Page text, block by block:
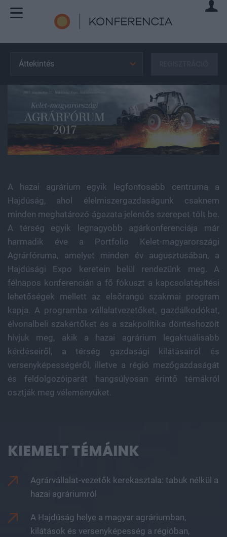
Áttekintés
A hazai agrárium egyik legfontosabb centruma a
Hajdúság, ahol élelmiszergazdaságunk csaknem
minden meghatározó ágazata jelentős szerepet tölt be.
A térség egyik legnagyobb agárkonferenciája már
harmadik éve a Portfolio Kelet-magyarországi
Agrárfóruma, amelyet minden év augusztusában, a
Hajdúsági Expo keretein belül rendezünk meg. A
félnapos konferencián a fő fókuszt a kapcsolatépítési
lehetőségek mellett az elsőrangú szakmai program
kapja. A programba vállalatvezetőket, gazdálkodókat,
élvonalbeli szakértőket és a szakpolitika döntéshozóit
hívjuk meg, akik a hazai agrárium legaktuálisabb
kérdéseiről, a térség gazdasági kilátásairól és
versenyképességéről, illetve a régió mezőgazdaságát
és feldolgozóiparát hangsúlyosan érintő témákról
osztják meg véleményüket.
KIEMELT TÉMÁINK
Agrárvállalat-vezetők kerekasztala: tabuk nélkül a
hazai agráriumról
A Hajdúság helye a magyar agráriumban,
kilátások és versenyképesség a régióban,